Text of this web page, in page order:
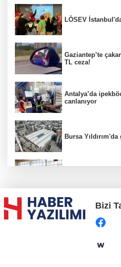
LÖSEV
Gaziantep’te
TL ceza!
Antalya’da
canlanıyor
Bursa
Başkent'in
sürüyor
Bizi